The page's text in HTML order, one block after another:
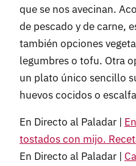
que se nos avecinan.
de pescado y de carne,
también opciones
legumbres o tofu. Otra
un plato único sencillo
huevos cocidos o
En Directo al Paladar |
tostados con mijo.
En Directo al Paladar |